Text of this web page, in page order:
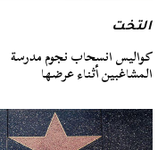
التخت
كواليس انسحاب نجوم مدرسة
المشاغبين أثناء عرضها